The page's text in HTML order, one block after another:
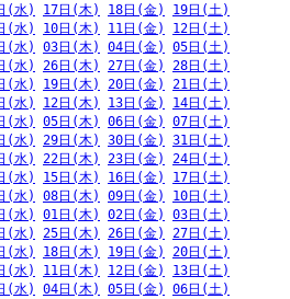
(水) 17日(木) 18日(金)
19日(土)
(水) 10日(木) 11日(金)
12日(土)
(水) 03日(木) 04日(金)
05日(土)
(水) 26日(木) 27日(金)
28日(土)
(水) 19日(木) 20日(金)
21日(土)
(水) 12日(木) 13日(金)
14日(土)
(水) 05日(木) 06日(金)
07日(土)
(水) 29日(木) 30日(金)
31日(土)
(水) 22日(木) 23日(金)
24日(土)
(水) 15日(木) 16日(金)
17日(土)
(水) 08日(木) 09日(金)
10日(土)
(水) 01日(木) 02日(金)
03日(土)
(水) 25日(木) 26日(金)
27日(土)
(水) 18日(木) 19日(金)
20日(土)
(水) 11日(木) 12日(金)
13日(土)
(水) 04日(木) 05日(金)
06日(土)